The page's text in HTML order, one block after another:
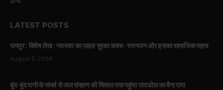
LATEST POSTS
रायपुर : विशेष लेख : नवजात का पहला सुरक्षा कवच- स्तनपान और इसका सामाजिक महत्व
August 5, 2026
बूंद-बूंद पानी के संघर्ष से जल संरक्षण की मिसाल तक पहुंचा पाराडोल का बैगा पारा